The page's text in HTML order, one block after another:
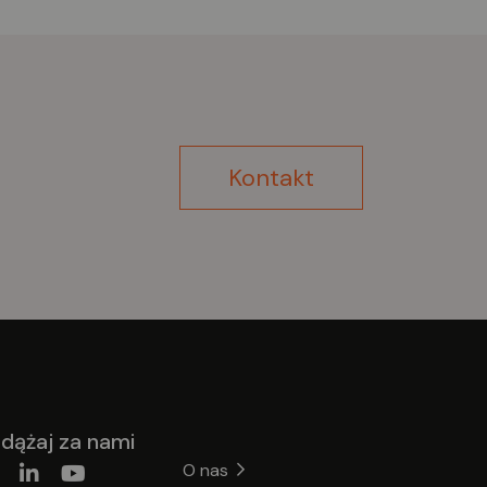
Kontakt
za nami
O nas